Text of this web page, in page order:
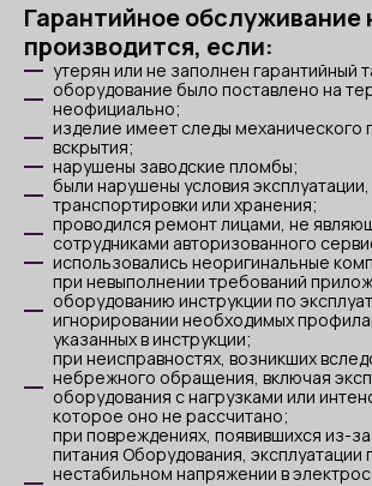
Гарантийное обслуживание
производится, если:
утерян или не заполнен гарантийный
оборудование было поставлено на
неофициально;
изделие имеет следы механического
вскрытия;
нарушены заводские пломбы;
были нарушены условия эксплуатации,
транспортировки или хранения;
проводился ремонт лицами, не
сотрудниками авторизованного
использовались неоригинальные
при невыполнении требований
оборудованию инструкции по
игнорировании необходимых
указанных в инструкции;
при неисправностях, возникших
небрежного обращения, включая
оборудования с нагрузками или
которое оно не рассчитано;
при повреждениях, появившихся из-
питания Оборудования, эксплуатации
нестабильном напряжении в